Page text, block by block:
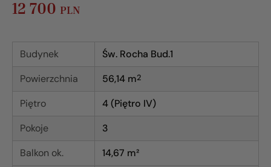
12 700 PLN
Budynek
Św. Rocha Bud.1
Powierzchnia
56,14 m2
Piętro
4 (Piętro IV)
Pokoje
3
Balkon ok.
14,67 m²